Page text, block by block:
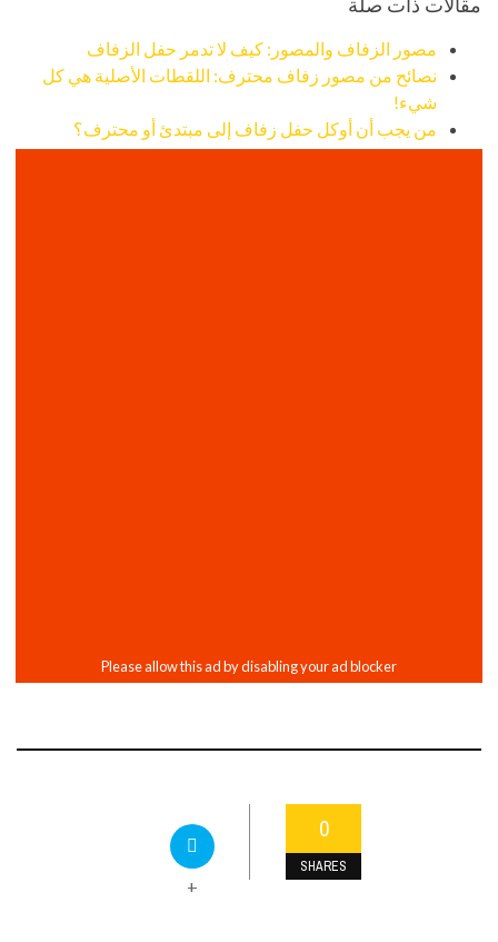
مصور الزفاف والمصور: كيف لا تدمر حفل الزفاف
نصائح من مصور زفاف محترف: اللقطات الأصلية هي كل
شيء!
من يجب أن أوكل حفل زفاف إلى مبتدئ أو محترف؟
0
SHARES
+